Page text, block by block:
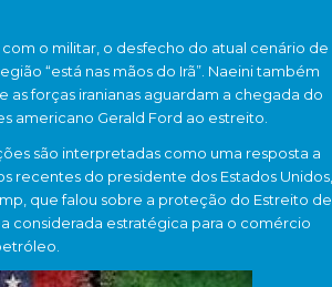
o militar, o desfecho do atual cenário de
“está nas mãos do Irã”. Naeini também
as forças iranianas aguardam a chegada do
americano Gerald Ford ao estreito.
são interpretadas como uma resposta a
recentes do presidente dos Estados Unidos,
que falou sobre a proteção do Estreito de
considerada estratégica para o comércio